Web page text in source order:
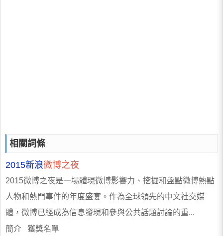
相關詞條
2015新浪微博之夜
2015微博之夜是一場體現微博影響力、挖掘和盤點微博熱點
人物和熱門事件的年度盛宴。作為全球領先的中文社交媒
體，微博已經成為信息發現和參與公共話題討論的重...
簡介 獲獎名單